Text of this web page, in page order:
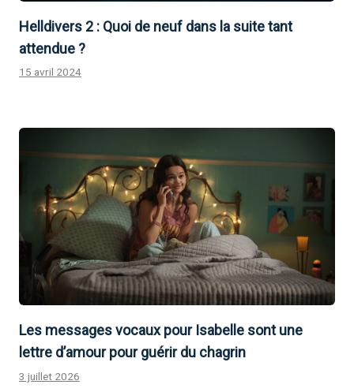
Helldivers 2 : Quoi de neuf dans la suite tant
attendue ?
15 avril 2024
Les messages vocaux pour Isabelle sont une
lettre d’amour pour guérir du chagrin
3 juillet 2026